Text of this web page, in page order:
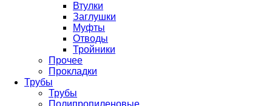
Втулки
Заглушки
Муфты
Отводы
Тройники
Прочее
Прокладки
Трубы
Трубы